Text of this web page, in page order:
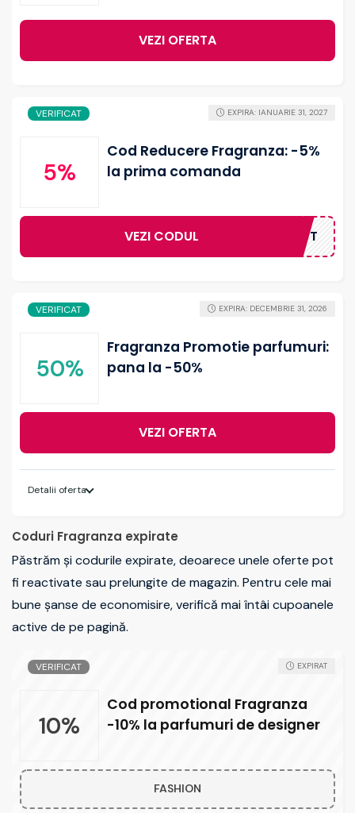
VEZI OFERTA
VERIFICAT
5%
Cod Reducere Fragranza: -5%
la prima comanda
EXPIRA: IANUARIE 31, 2027
VEZI CODUL IRST5GIFT
VERIFICAT
50%
Fragranza Promotie parfumuri:
pana la -50%
EXPIRA: DECEMBRIE 31, 2026
VEZI OFERTA
Detalii oferta
Coduri Fragranza expirate
Păstrăm și codurile expirate, deoarece unele oferte pot
fi reactivate sau prelungite de magazin. Pentru cele mai
bune șanse de economisire, verifică mai întâi cupoanele
active de pe pagină.
VERIFICAT
10%
Cod promotional Fragranza
-10% la parfumuri de designer
EXPIRAT
FASHION